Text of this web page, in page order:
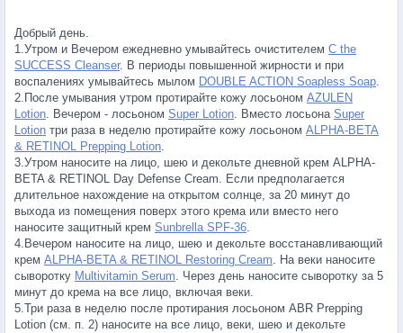
Добрый день.
1.Утром и Вечером ежедневно умывайтесь очистителем C the
SUCCESS Cleanser. В периоды повышенной жирности и при
воспалениях умывайтесь мылом DOUBLE ACTION Soapless Soap.
2.После умывания утром протирайте кожу лосьоном AZULEN
Lotion. Вечером - лосьоном Super Lotion. Вместо лосьона Super
Lotion три раза в неделю протирайте кожу лосьоном ALPHA-BETA
& RETINOL Prepping Lotion.
3.Утром наносите на лицо, шею и декольте дневной крем ALPHA-
BETA & RETINOL Day Defense Cream. Если предполагается
длительное нахождение на открытом солнце, за 20 минут до
выхода из помещения поверх этого крема или вместо него
наносите защитный крем Sunbrella SPF-36.
4.Вечером наносите на лицо, шею и декольте восстанавливающий
крем ALPHA-BETA & RETINOL Restoring Cream. На веки наносите
сыворотку Multivitamin Serum. Через день наносите сыворотку за 5
минут до крема на все лицо, включая веки.
5.Три раза в неделю после протирания лосьоном ABR Prepping
Lotion (см. п. 2) наносите на все лицо, веки, шею и декольте